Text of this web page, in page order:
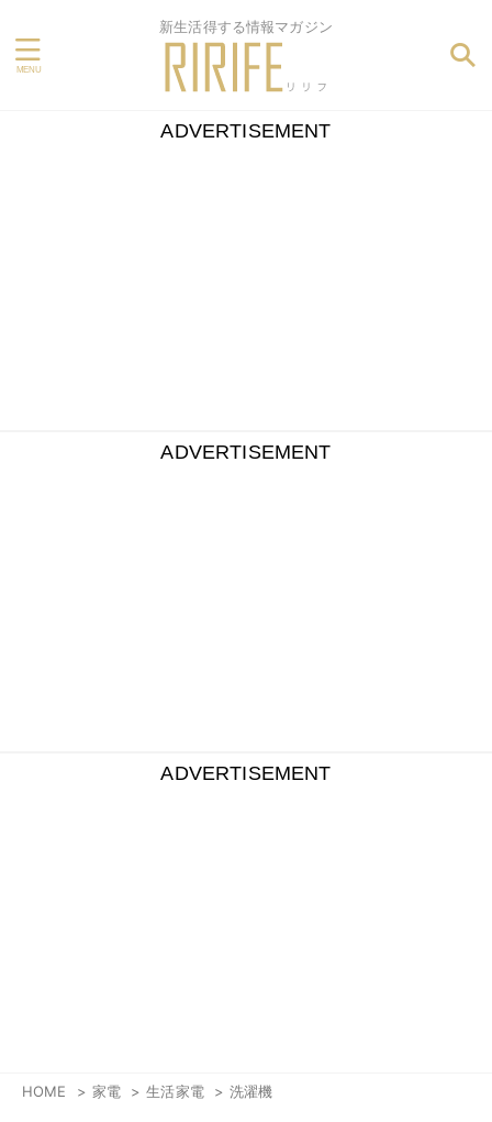
新生活得する情報マガジン
ADVERTISEMENT
ADVERTISEMENT
ADVERTISEMENT
HOME 家電 生活家電 洗濯機